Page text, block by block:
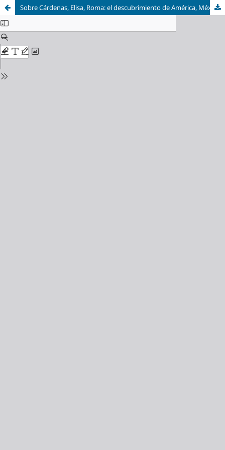
Sobre Cárdenas, Elisa, Roma: el descubrimiento de América, México, El Colegio de México, 2018, 196 pp.